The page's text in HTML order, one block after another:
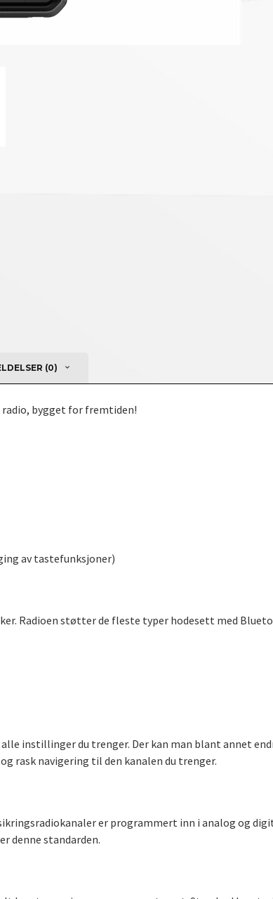
(0)
bygget for fremtiden!
av tastefunksjoner)
Radioen støtter de fleste typer hodesett med
instillinger du trenger. Der kan man blant annet
rask navigering til den kanalen du trenger.
er programmert inn i analog og
denne standarden.